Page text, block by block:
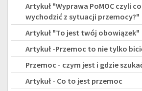
Artykuł "Wyprawa PoMOC czyli
wychodzić z sytuacji przemocy?"
Artykuł "To jest twój obowiązek"
Artykuł -Przemoc to nie tylko
Przemoc - czym jest i gdzie
Artykuł - Co to jest przemoc